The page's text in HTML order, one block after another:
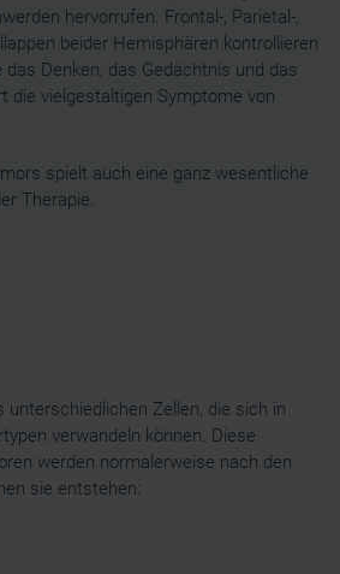
hervorrufen. Frontal-, Parietal-,
beider Hemisphären kontrollieren
Denken, das Gedächtnis und das
die vielgestaltigen Symptome von
spielt auch eine ganz wesentliche
Therapie.
unterschiedlichen Zellen, die sich in
verwandeln können. Diese
werden normalerweise nach den
sie entstehen: